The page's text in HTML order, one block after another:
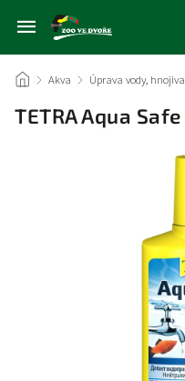
/ Akva / Úprava vody, hnojiva
TETRA Aqua Safe